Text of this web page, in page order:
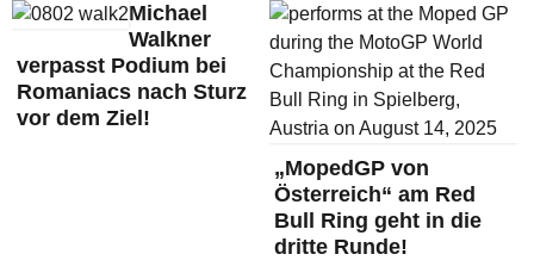
Michael
Walkner
verpasst Podium bei
Romaniacs nach Sturz
vor dem Ziel!
„MopedGP von
Österreich“ am Red
Bull Ring geht in die
dritte Runde!